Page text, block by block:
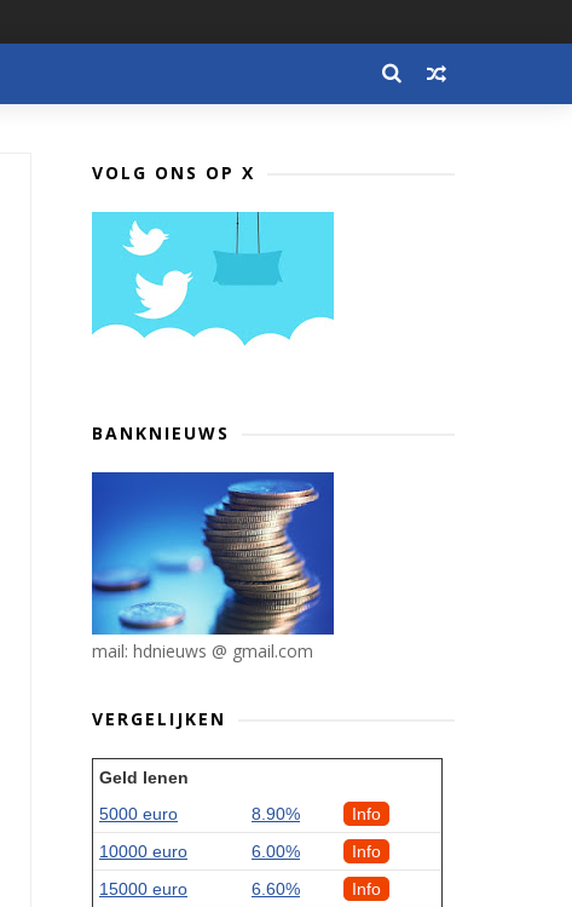
VOLG ONS OP X
BANKNIEUWS
mail: hdnieuws @ gmail.com
VERGELIJKEN
Geld lenen
5000 euro
8.90%
Info
10000 euro
6.00%
Info
15000 euro
6.60%
Info